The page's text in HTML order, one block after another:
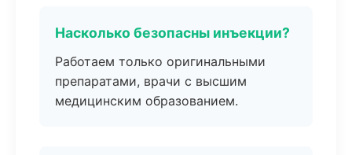
Насколько безопасны инъекции?
Работаем только оригинальными
препаратами, врачи с высшим
медицинским образованием.